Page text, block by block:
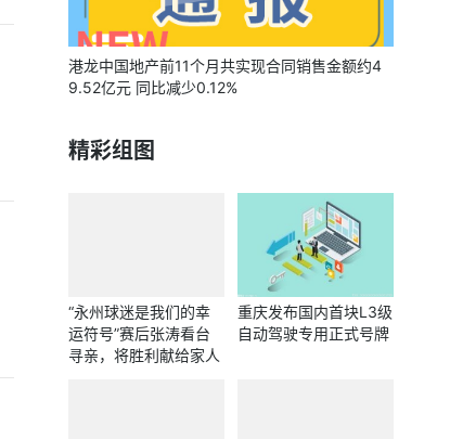
港龙中国地产前11个月共实现合同销售金额约4
9.52亿元 同比减少0.12%
精彩组图
“永州球迷是我们的幸
运符号”赛后张涛看台
寻亲，将胜利献给家人
重庆发布国内首块L3级
自动驾驶专用正式号牌